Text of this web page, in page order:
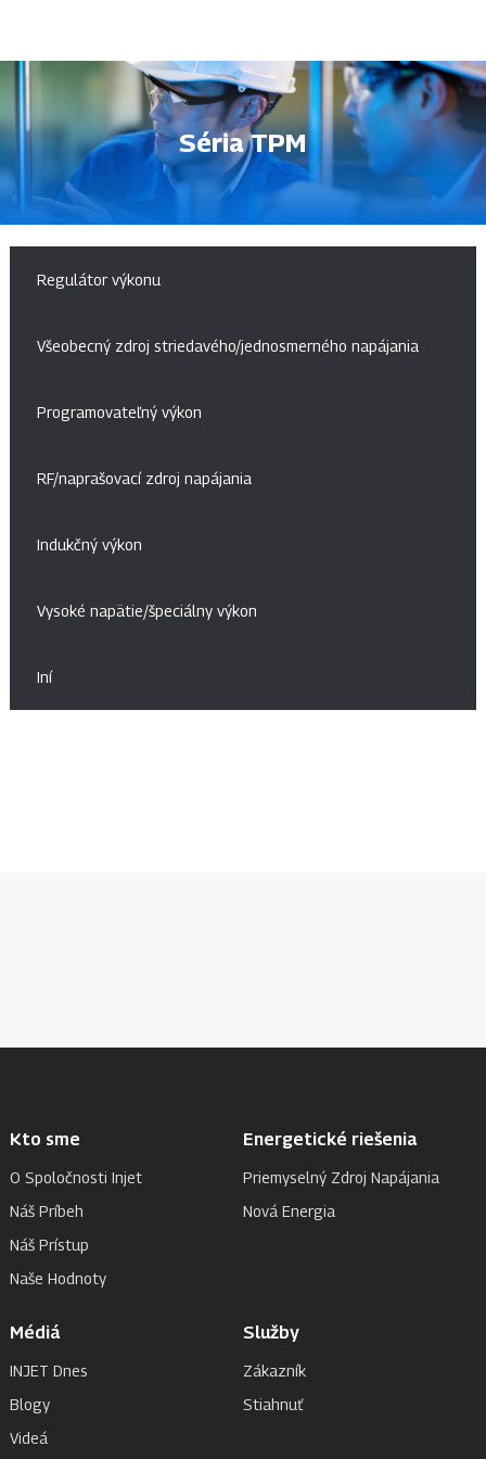
Séria TPM
Regulátor výkonu
Všeobecný zdroj striedavého/jednosmerného napájania
Programovateľný výkon
RF/naprašovací zdroj napájania
Indukčný výkon
Vysoké napätie/špeciálny výkon
Iní
Kto sme
O Spoločnosti Injet
Náš Príbeh
Náš Prístup
Naše Hodnoty
Energetické riešenia
Priemyselný Zdroj Napájania
Nová Energia
Médiá
INJET Dnes
Blogy
Videá
Služby
Zákazník
Stiahnuť